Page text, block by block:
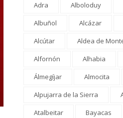
Adra Alboloduy
Albuñol
Alcázar
Alcútar
Aldea de
Alfornón
Alhabia
Álmegíjar
Almocita
Alpujarra de la Sierra
Atalbeitar
Bayacas